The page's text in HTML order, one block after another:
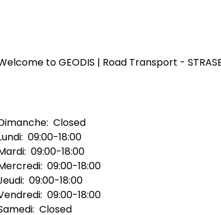
to GEODIS | Road Transport -
Closed
09:00-18:00
09:00-18:00
09:00-18:00
09:00-18:00
09:00-18:00
Closed